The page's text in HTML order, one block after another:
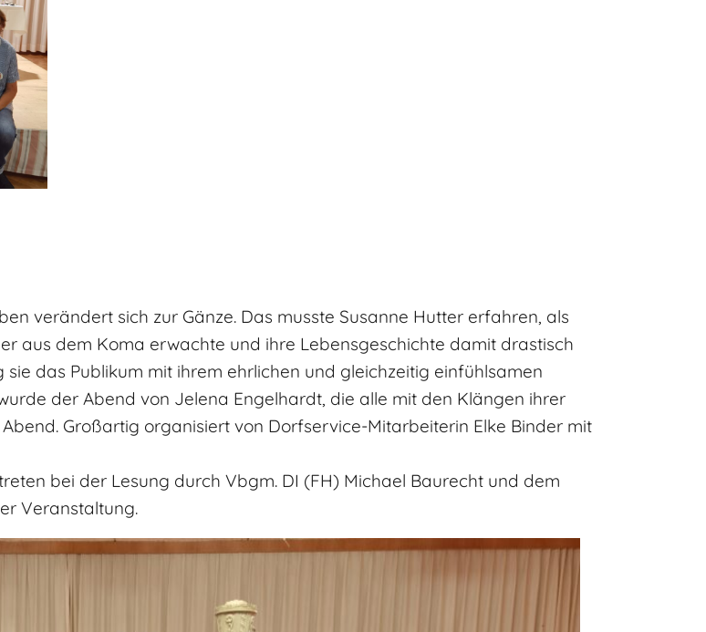
verändert sich zur Gänze. Das musste Susanne Hutter erfahren, als
aus dem Koma erwachte und ihre Lebensgeschichte damit drastisch
das Publikum mit ihrem ehrlichen und gleichzeitig einfühlsamen
der Abend von Jelena Engelhardt, die alle mit den Klängen ihrer
Großartig organisiert von Dorfservice-Mitarbeiterin Elke Binder mit
bei der Lesung durch Vbgm. DI (FH) Michael Baurecht und dem
Veranstaltung.